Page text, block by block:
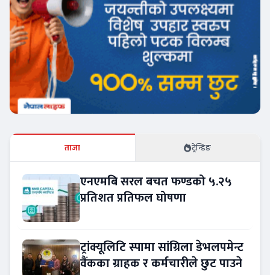
ताजा ट्रेन्डिङ
एनएमबि सरल बचत फण्डको ५.२५
प्रतिशत प्रतिफल घोषणा
ट्रांक्यूलिटि स्पामा सांग्रिला डेभलपमेन्ट
वैंकका ग्राहक र कर्मचारीले छुट पाउने